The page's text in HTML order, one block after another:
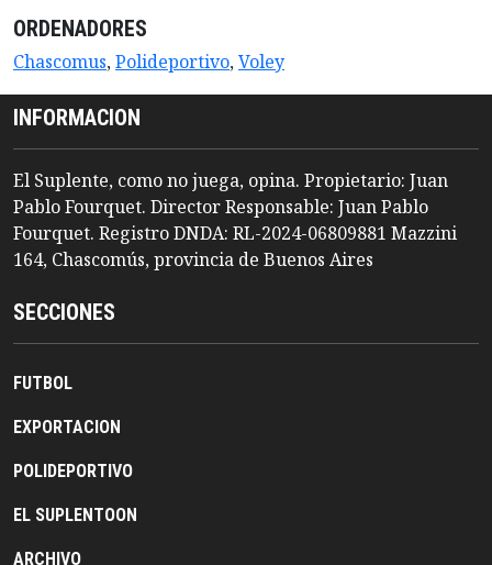
ORDENADORES
Chascomus,Polideportivo,Voley
INFORMACION
El Suplente, como no juega, opina. Propietario: Juan
Pablo Fourquet. Director Responsable: Juan Pablo
Fourquet. Registro DNDA: RL-2024-06809881 Mazzini
164, Chascomús, provincia de Buenos Aires
SECCIONES
FUTBOL
EXPORTACION
POLIDEPORTIVO
EL SUPLENTOON
ARCHIVO